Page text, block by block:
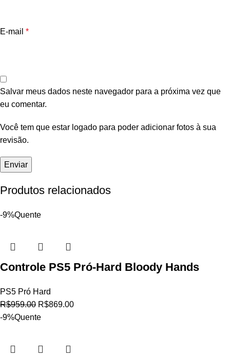
E-mail *
Salvar meus dados neste navegador para a próxima vez que
eu comentar.
Você tem que estar logado para poder adicionar fotos à sua
revisão.
Produtos relacionados
-9%Quente
Controle PS5 Pró-Hard Bloody Hands
PS5 Pró Hard
R$959.00 R$869.00
-9%Quente